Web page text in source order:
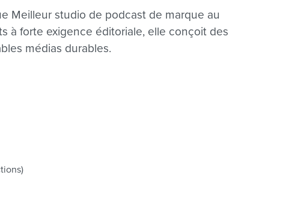
Meilleur studio de podcast de marque au
à forte exigence éditoriale, elle conçoit des
médias durables.